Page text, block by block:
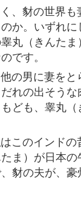
、豺の世界
か。いずれ
丸（きんた
です。
の男に妻を
れの出そう
ども、睾丸
このインド
ま）が日本
豺の夫が、